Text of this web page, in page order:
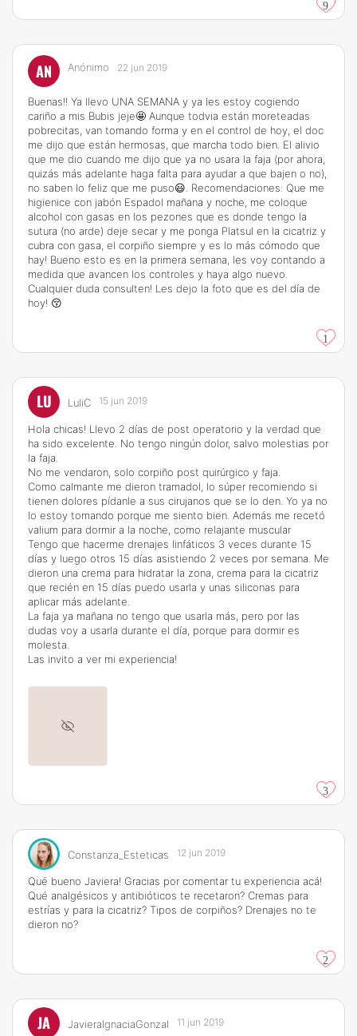
9
AN Anónimo 22 jun 2019
Buenas!! Ya llevo UNA SEMANA y ya les estoy cogiendo
cariño a mis Bubis jeje🤩 Aunque todvia están moreteadas
pobrecitas, van tomando forma y en el control de hoy, el doc
me dijo que están hermosas, que marcha todo bien. El alivio
que me dio cuando me dijo que ya no usara la faja (por ahora,
quizás más adelante haga falta para ayudar a que bajen o no),
no saben lo feliz que me puso😃. Recomendaciones: Que me
higienice con jabón Espadol mañana y noche, me coloque
alcohol con gasas en los pezones que es donde tengo la
sutura (no arde) deje secar y me ponga Platsul en la cicatriz y
cubra con gasa, el corpiño siempre y es lo más cómodo que
hay! Bueno esto es en la primera semana, les voy contando a
medida que avancen los controles y haya algo nuevo.
Cualquier duda consulten! Les dejo la foto que es del día de
hoy! 😚
1
LU LuliC 15 jun 2019
Hola chicas! Llevo 2 días de post operatorio y la verdad que
ha sido excelente. No tengo ningún dolor, salvo molestias por
la faja.
No me vendaron, solo corpiño post quirúrgico y faja.
Como calmante me dieron tramadol, lo súper recomiendo si
tienen dolores pídanle a sus cirujanos que se lo den. Yo ya no
lo estoy tomando porque me siento bien. Además me recetó
valium para dormir a la noche, como relajante muscular
Tengo que hacerme drenajes linfáticos 3 veces durante 15
días y luego otros 15 días asistiendo 2 veces por semana. Me
dieron una crema para hidratar la zona, crema para la cicatriz
que recién en 15 días puedo usarla y unas siliconas para
aplicar más adelante.
La faja ya mañana no tengo que usarla más, pero por las
dudas voy a usarla durante el día, porque para dormir es
molesta.
Las invito a ver mi experiencia!
3
Constanza_Esteticas 12 jun 2019
Qué bueno Javiera! Gracias por comentar tu experiencia acá!
Qué analgésicos y antibióticos te recetaron? Cremas para
estrías y para la cicatriz? Tipos de corpiños? Drenajes no te
dieron no?
2
JA JavieraIgnaciaGonzal 11 jun 2019